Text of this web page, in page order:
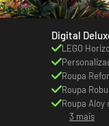
Digital
LEGO
Roupa
Roupa
Roupa Aloy
3 mais